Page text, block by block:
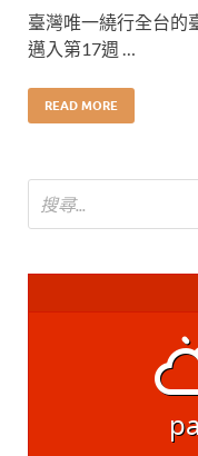
臺灣唯一繞行全台的
邁入第17週 …
READ MORE